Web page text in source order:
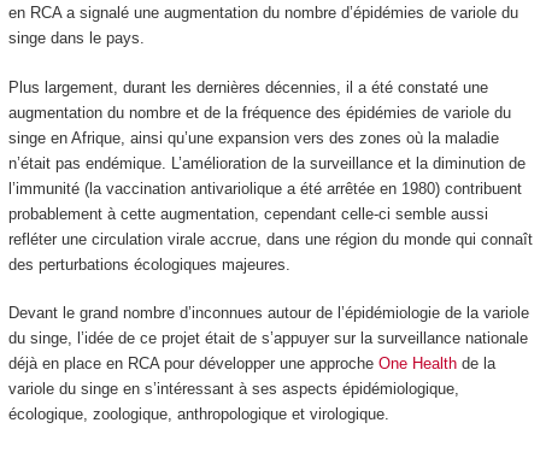
en RCA a signalé une augmentation du nombre d’épidémies de variole du
singe dans le pays.
Plus largement, durant les dernières décennies, il a été constaté une
augmentation du nombre et de la fréquence des épidémies de variole du
singe en Afrique, ainsi qu’une expansion vers des zones où la maladie
n’était pas endémique. L’amélioration de la surveillance et la diminution de
l’immunité (la vaccination antivariolique a été arrêtée en 1980) contribuent
probablement à cette augmentation, cependant celle-ci semble aussi
refléter une circulation virale accrue, dans une région du monde qui connaît
des perturbations écologiques majeures.
Devant le grand nombre d’inconnues autour de l’épidémiologie de la variole
du singe, l’idée de ce projet était de s’appuyer sur la surveillance nationale
déjà en place en RCA pour développer une approche One Healthde la
variole du singe en s’intéressant à ses aspects épidémiologique,
écologique, zoologique, anthropologique et virologique.